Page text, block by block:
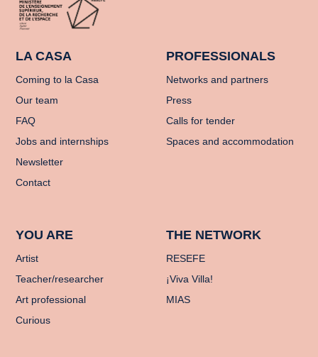
LA CASA
Coming to la Casa
Our team
FAQ
Jobs and internships
Newsletter
Contact
PROFESSIONALS
Networks and partners
Press
Calls for tender
Spaces and accommodation
YOU ARE
Artist
Teacher/researcher
Art professional
Curious
THE NETWORK
RESEFE
¡Viva Villa!
MIAS